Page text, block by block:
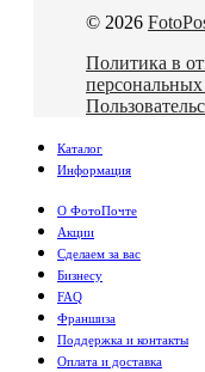
© 2026
Политика в
Каталог
Информация
О ФотоПочте
Акции
Сделаем за вас
Бизнесу
FAQ
Франшиза
Поддержка и контакты
Оплата и доставка